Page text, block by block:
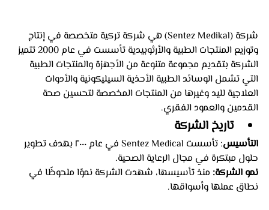
شركة
(Sentez Medikal) هي شركة تركية متخصصة في إنتاج
وتوزيع المنتجات الطبية والأرثوبيدية تأسست في عام 2000 تتميز
الشركة بتقديم مجموعة متنوعة من الأجهزة والمنتجات الطبية
التي تشمل الوسائد الطبية الأحذية السيليكونية والأدوات
العلاجية لليد وغيرها من المنتجات المخصصة لتحسين صحة
القدمين والعمود الفقري.
تاريخ الشركة
التأسيس
: تأسست Sentez Medical في عام ٢٠٠٠ بهدف تطوير
حلول مبتكرة في مجال الرعاية الصحية.
نمو الشركة: منذ تأسيسها، شهدت الشركة نموًا ملحوظًا في
نطاق عملها وأسواقها.